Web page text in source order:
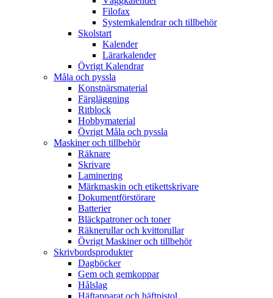
Filofax
Systemkalendrar och tillbehör
Skolstart
Kalender
Lärarkalender
Övrigt Kalendrar
Måla och pyssla
Konstnärsmaterial
Färgläggning
Ritblock
Hobbymaterial
Övrigt Måla och pyssla
Maskiner och tillbehör
Räknare
Skrivare
Laminering
Märkmaskin och etikettskrivare
Dokumentförstörare
Batterier
Bläckpatroner och toner
Räknerullar och kvittorullar
Övrigt Maskiner och tillbehör
Skrivbordsprodukter
Dagböcker
Gem och gemkoppar
Hålslag
Häftapparat och häftpistol